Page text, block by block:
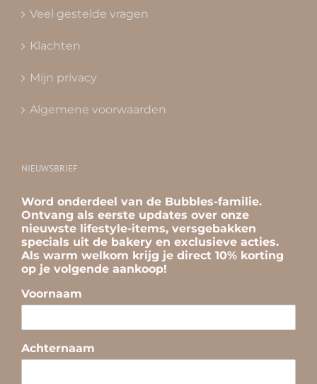
Veel gestelde vragen
Klachten
Mijn privacy
Algemene voorwaarden
NIEUWSBRIEF
Word onderdeel van de Bubbles-familie.
Ontvang als eerste updates over onze
nieuwste lifestyle-items, versgebakken
specials uit de bakery en exclusieve acties.
Als warm welkom krijg je direct 10% korting
op je volgende aankoop!
Voornaam
Achternaam